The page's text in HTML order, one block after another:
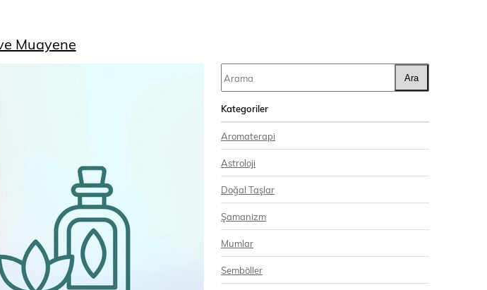
Muayene
Ara
Kategoriler
Aromaterapi
Astroloji
Doğal Taşlar
Şamanizm
Mumlar
Semböller